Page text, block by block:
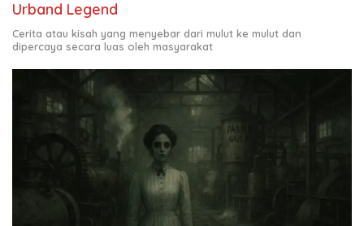
Urband Legend
Cerita atau kisah yang menyebar dari mulut ke mulut dan
dipercaya secara luas oleh masyarakat